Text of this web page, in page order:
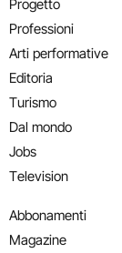
Progetto
Professioni
Arti performative
Editoria
Turismo
Dal mondo
Jobs
Television
Abbonamenti
Magazine